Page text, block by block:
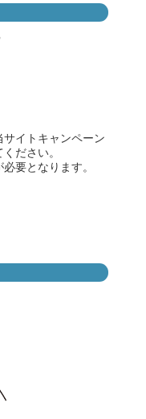
イトキャンペーン
ださい。
要となります。